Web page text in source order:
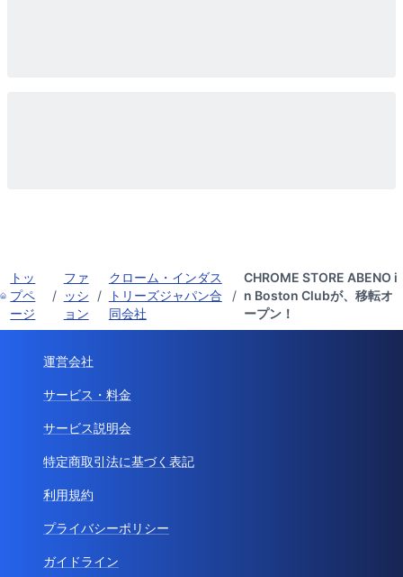
トッ
プペ
ージ
/
ファ
ッシ
ョン
/
クローム・インダス
トリーズジャパン合
同会社
/
CHROME STORE ABENO i
n Boston Clubが、移転オ
ープン！
運営会社
サービス・料金
サービス説明会
特定商取引法に基づく表記
利用規約
プライバシーポリシー
ガイドライン